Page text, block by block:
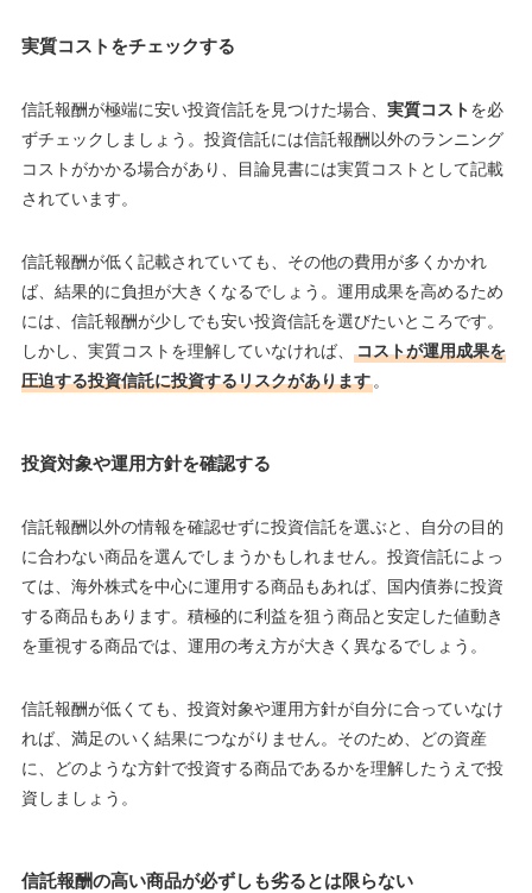
実質コストをチェックする
信託報酬が極端に安い投資信託を見つけた場合、 実質コストを必
ずチェックしましょう。投資信託には信託報酬以外のランニング
コストがかかる場合があり、目論見書には実質コストとして記載
されています。
信託報酬が低く記載されていても、その他の費用が多くかかれ
ば、結果的に負担が大きくなるでしょう。運用成果を高めるため
には、信託報酬が少しでも安い投資信託を選びたいところです。
しかし、実質コストを理解していなければ、
コストが運用成果を
圧迫する投資信託に投資するリスクがあります。
投資対象や運用方針を確認する
信託報酬以外の情報を確認せずに投資信託を選ぶと、自分の目的
に合わない商品を選んでしまうかもしれません。投資信託によっ
ては、海外株式を中心に運用する商品もあれば、国内債券に投資
する商品もあります。積極的に利益を狙う商品と安定した値動き
を重視する商品では、運用の考え方が大きく異なるでしょう。
信託報酬が低くても、投資対象や運用方針が自分に合っていなけ
れば、満足のいく結果につながりません。そのため、どの資産
に、どのような方針で投資する商品であるかを理解したうえで投
資しましょう。
信託報酬の高い商品が必ずしも劣るとは限らない